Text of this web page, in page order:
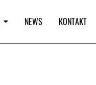
NEWS KONTAKT